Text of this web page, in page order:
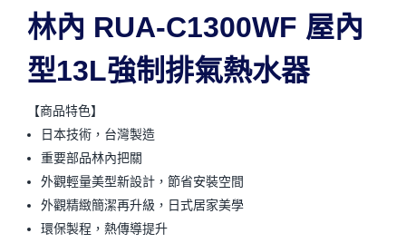
林內 RUA-C1300WF 屋內
型13L強制排氣熱水器
【商品特色】
日本技術，台灣製造
重要部品林內把關
外觀輕量美型新設計，節省安裝空間
外觀精緻簡潔再升級，日式居家美學
環保製程，熱傳導提升